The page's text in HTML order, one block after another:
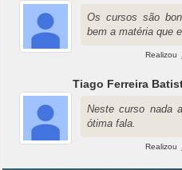
Os cursos são
bem a matéria que
Realizou
Tiago Ferreira
Neste curso nada
ótima fala.
Realizou